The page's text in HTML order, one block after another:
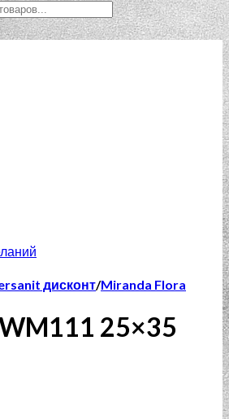
дисконт/Miranda Flora
25×35